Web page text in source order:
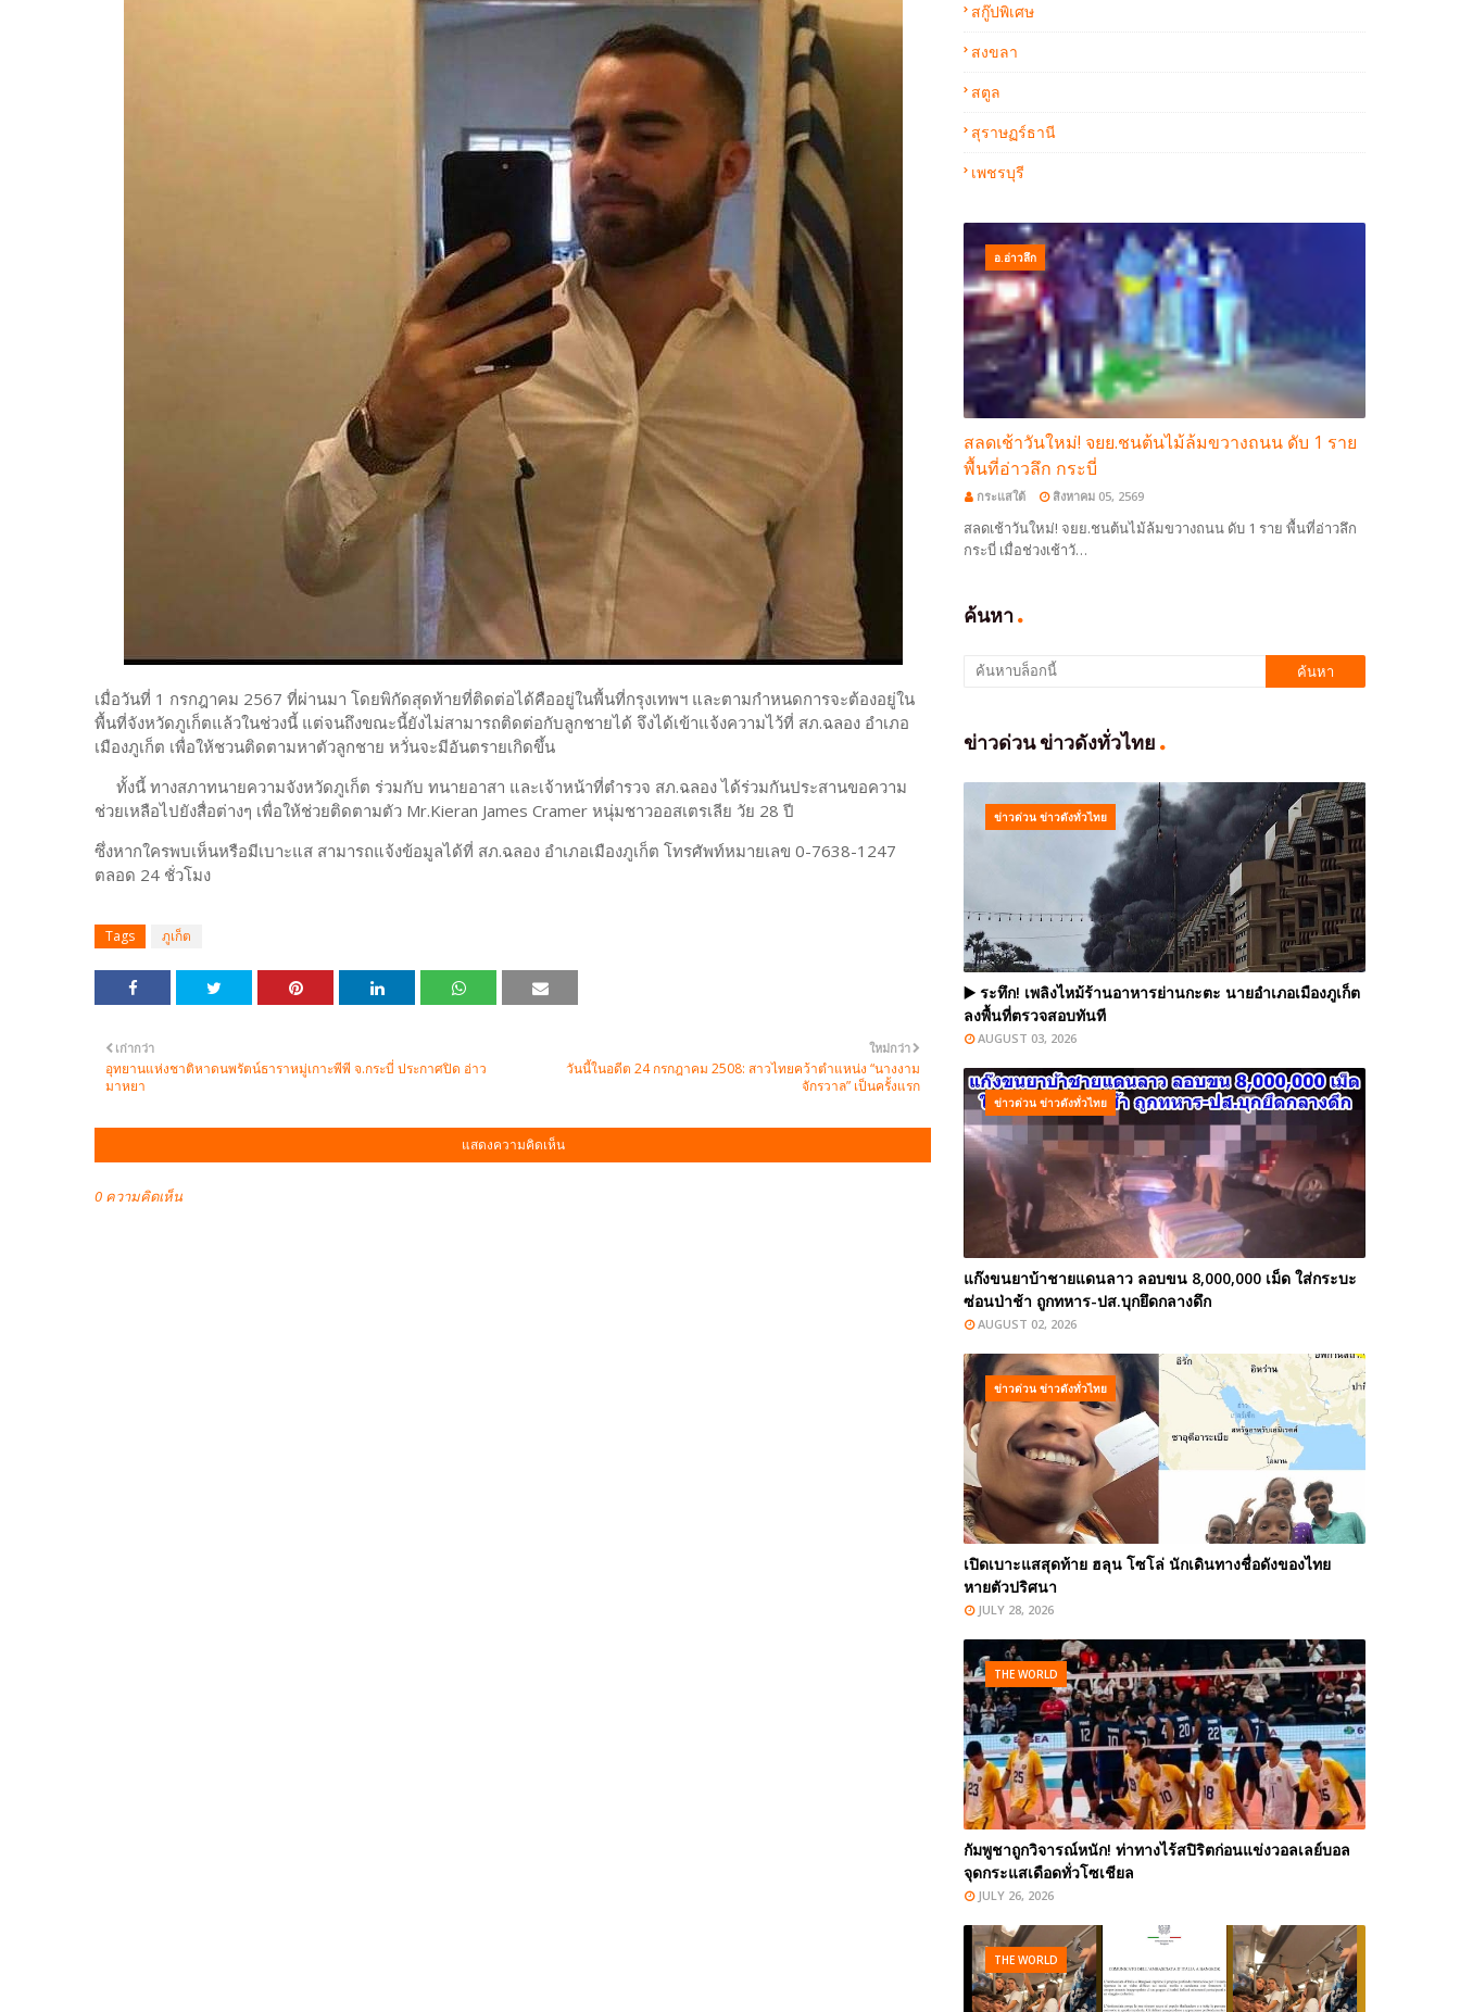
เมื่อวันที่ 1 กรกฎาคม 2567 ที่ผ่านมา โดยพิกัดสุดท้ายที่ติดต่อได้คืออยู่ในพื้นที่กรุงเทพฯ และตามกำหนดการจะต้องอยู่ใน
พื้นที่จังหวัดภูเก็ตแล้วในช่วงนี้ แต่จนถึงขณะนี้ยังไม่สามารถติดต่อกับลูกชายได้ จึงได้เข้าแจ้งความไว้ที่ สภ.ฉลอง อำเภอ
เมืองภูเก็ต เพื่อให้ชวนติดตามหาตัวลูกชาย หวั่นจะมีอันตรายเกิดขึ้น
ทั้งนี้ ทางสภาทนายความจังหวัดภูเก็ต ร่วมกับ ทนายอาสา และเจ้าหน้าที่ตำรวจ สภ.ฉลอง ได้ร่วมกันประสานขอความ
ช่วยเหลือไปยังสื่อต่างๆ เพื่อให้ช่วยติดตามตัว Mr.Kieran James Cramer หนุ่มชาวออสเตรเลีย วัย 28 ปี
ซึ่งหากใครพบเห็นหรือมีเบาะแส สามารถแจ้งข้อมูลได้ที่ สภ.ฉลอง อำเภอเมืองภูเก็ต โทรศัพท์หมายเลข 0-7638-1247
ตลอด 24 ชั่วโมง
Tags ภูเก็ต
ใหม่กว่า
วันนี้ในอดีต 24 กรกฎาคม 2508: สาวไทยคว้าตำแหน่ง “นางงาม
จักรวาล” เป็นครั้งแรก
เก่ากว่า
อุทยานแห่งชาติหาดนพรัตน์ธาราหมู่เกาะพีพี จ.กระบี่ ประกาศปิด อ่าว
มาหยา
แสดงความคิดเห็น
0 ความคิดเห็น
สกู๊ปพิเศษ
สงขลา
สตูล
สุราษฏร์ธานี
เพชรบุรี
อ.อ่าวลึก
สลดเช้าวันใหม่! จยย.ชนต้นไม้ล้มขวางถนน ดับ 1 ราย
พื้นที่อ่าวลึก กระบี่
กระแสใต้ สิงหาคม 05, 2569
สลดเช้าวันใหม่! จยย.ชนต้นไม้ล้มขวางถนน ดับ 1 ราย พื้นที่อ่าวลึก
กระบี่ เมื่อช่วงเช้าวั…
ค้นหา
ข่าวด่วน ข่าวดังทั่วไทย
ข่าวด่วน ข่าวดังทั่วไทย
▶️ ระทึก! เพลิงไหม้ร้านอาหารย่านกะตะ นายอำเภอเมืองภูเก็ต
ลงพื้นที่ตรวจสอบทันที
AUGUST 03, 2026
ข่าวด่วน ข่าวดังทั่วไทย
แก๊งขนยาบ้าชายแดนลาว ลอบขน 8,000,000 เม็ด ใส่กระบะ
ซ่อนป่าช้า ถูกทหาร-ปส.บุกยึดกลางดึก
AUGUST 02, 2026
ข่าวด่วน ข่าวดังทั่วไทย
เปิดเบาะแสสุดท้าย ฮลุน โซโล่ นักเดินทางชื่อดังของไทย
หายตัวปริศนา
JULY 28, 2026
THE WORLD
กัมพูชาถูกวิจารณ์หนัก! ท่าทางไร้สปิริตก่อนแข่งวอลเลย์บอล
จุดกระแสเดือดทั่วโซเชียล
JULY 26, 2026
THE WORLD